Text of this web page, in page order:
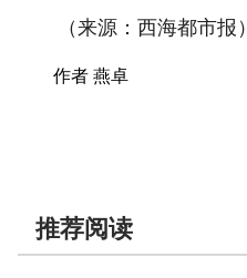
（来源：西海都市报）
作者 燕卓
推荐阅读